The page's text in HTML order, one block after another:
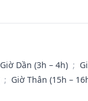
Giờ Dần (3h – 4h) ;
; Giờ Thân (15h –